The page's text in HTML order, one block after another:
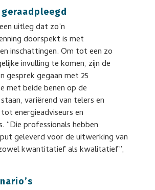
uitleg dat zo’n
doorspekt is met
inschattingen. Om tot een zo
invulling te komen, zijn de
gesprek gegaan met 25
met beide benen op de
variërend van telers en
energieadviseurs en
“Die professionals hebben
geleverd voor de uitwerking van
kwantitatief als kwalitatief”,